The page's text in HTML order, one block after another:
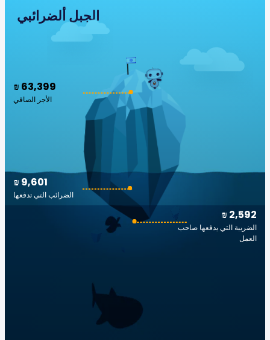
الجبل ألضرائبي
₪ 63,399
الأجر الصافي
₪ 2,592
الضريبة التي يدفعها صاحب
العمل
₪ 9,601
الضرائب التي تدفعها